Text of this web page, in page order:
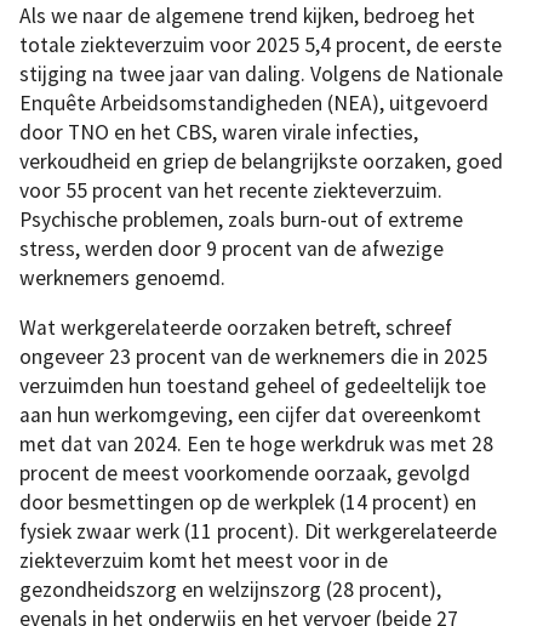
Als we naar de algemene trend kijken, bedroeg het
totale ziekteverzuim voor 2025 5,4 procent, de eerste
stijging na twee jaar van daling. Volgens de Nationale
Enquête Arbeidsomstandigheden (NEA), uitgevoerd
door TNO en het CBS, waren virale infecties,
verkoudheid en griep de belangrijkste oorzaken, goed
voor 55 procent van het recente ziekteverzuim.
Psychische problemen, zoals burn-out of extreme
stress, werden door 9 procent van de afwezige
werknemers genoemd.
Wat werkgerelateerde oorzaken betreft, schreef
ongeveer 23 procent van de werknemers die in 2025
verzuimden hun toestand geheel of gedeeltelijk toe
aan hun werkomgeving, een cijfer dat overeenkomt
met dat van 2024. Een te hoge werkdruk was met 28
procent de meest voorkomende oorzaak, gevolgd
door besmettingen op de werkplek (14 procent) en
fysiek zwaar werk (11 procent). Dit werkgerelateerde
ziekteverzuim komt het meest voor in de
gezondheidszorg en welzijnszorg (28 procent),
evenals in het onderwijs en het vervoer (beide 27